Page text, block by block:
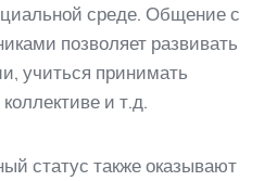
среде. Общение с
позволяет развивать
учиться принимать
и т.д.
статус также оказывают